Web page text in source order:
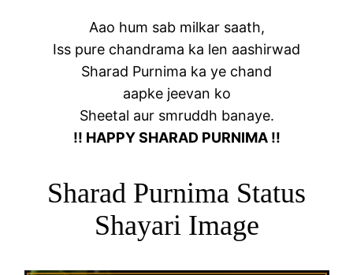
Aao hum sab milkar saath,
Iss pure chandrama ka len aashirwad
Sharad Purnima ka ye chand
aapke jeevan ko
Sheetal aur smruddh banaye.
!! HAPPY SHARAD PURNIMA !!
Sharad Purnima Status
Shayari Image